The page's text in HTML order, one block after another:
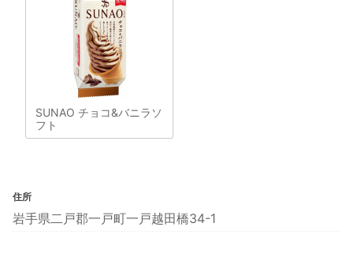
SUNAO チョコ&バニラソ
フト
住所
岩手県二戸郡一戸町一戸越田橋34-1